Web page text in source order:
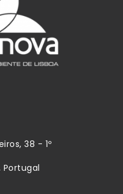
38 - 1º
Portugal